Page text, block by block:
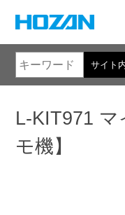
サイト
L-KIT971
モ機】